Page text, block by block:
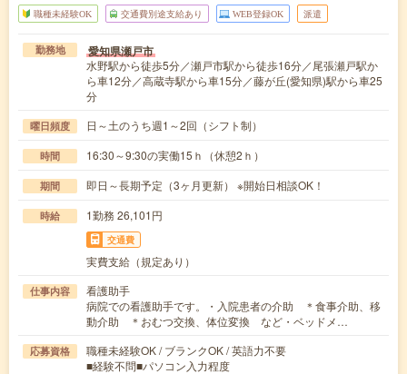
職種未経験OK 交通費別途支給あり WEB登録OK 派遣
勤務地 愛知県瀬戸市
水野駅から徒歩5分／瀬戸市駅から徒歩16分／尾張瀬戸駅か
ら車12分／高蔵寺駅から車15分／藤が丘(愛知県)駅から車25
分
曜日頻度 日～土のうち週1～2回（シフト制）
時間 16:30～9:30の実働15ｈ（休憩2ｈ）
期間 即日～長期予定（3ヶ月更新） ※開始日相談OK！
時給 1勤務 26,101円
交通費
実費支給（規定あり）
仕事内容
看護助手
病院での看護助手です。・入院患者の介助 ＊食事介助、移
動介助 ＊おむつ交換、体位変換 など・ベッドメ…
応募資格
職種未経験OK / ブランクOK / 英語力不要
■経験不問■パソコン入力程度